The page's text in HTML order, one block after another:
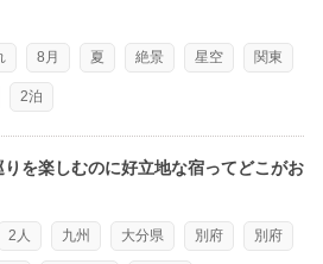
8月 夏 絶景 星空 関東
2泊
りを楽しむのに好立地な宿ってどこがお
2人 九州 大分県 別府 別府